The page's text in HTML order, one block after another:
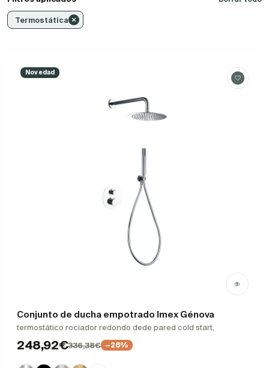
Termostática
Novedad
Conjunto de ducha empotrado Imex Génova
termostático rociador redondo dede pared cold start,
248,92€336,38€ −26%